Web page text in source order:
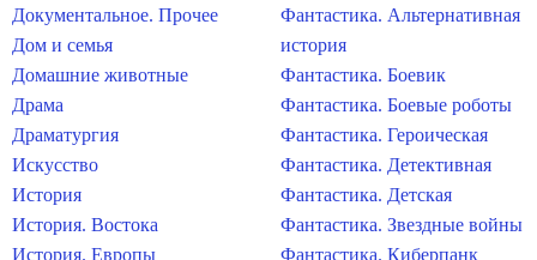
Документальное. Прочее
Дом и семья
Домашние животные
Драма
Драматургия
Искусство
История
История. Востока
История. Европы
Фантастика. Альтернативная
история
Фантастика. Боевик
Фантастика. Боевые роботы
Фантастика. Героическая
Фантастика. Детективная
Фантастика. Детская
Фантастика. Звездные войны
Фантастика. Киберпанк